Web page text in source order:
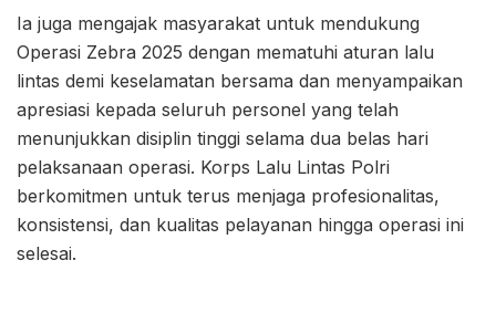
Ia juga mengajak masyarakat untuk mendukung
Operasi Zebra 2025 dengan mematuhi aturan lalu
lintas demi keselamatan bersama dan menyampaikan
apresiasi kepada seluruh personel yang telah
menunjukkan disiplin tinggi selama dua belas hari
pelaksanaan operasi. Korps Lalu Lintas Polri
berkomitmen untuk terus menjaga profesionalitas,
konsistensi, dan kualitas pelayanan hingga operasi ini
selesai.